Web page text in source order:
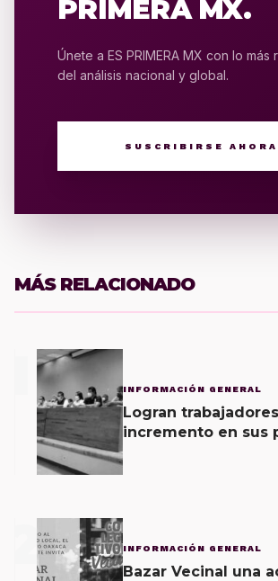
PRIMERA MX.
Únete a ES PRIMERA MX con lo más
del análisis nacional y global.
SUSCRIBIRSE AHORA
MÁS RELACIONADO
INFORMACIÓN GENERAL
Logran
incremento en sus
2 INFORMACIÓN GENERAL
Bazar Vecinal una